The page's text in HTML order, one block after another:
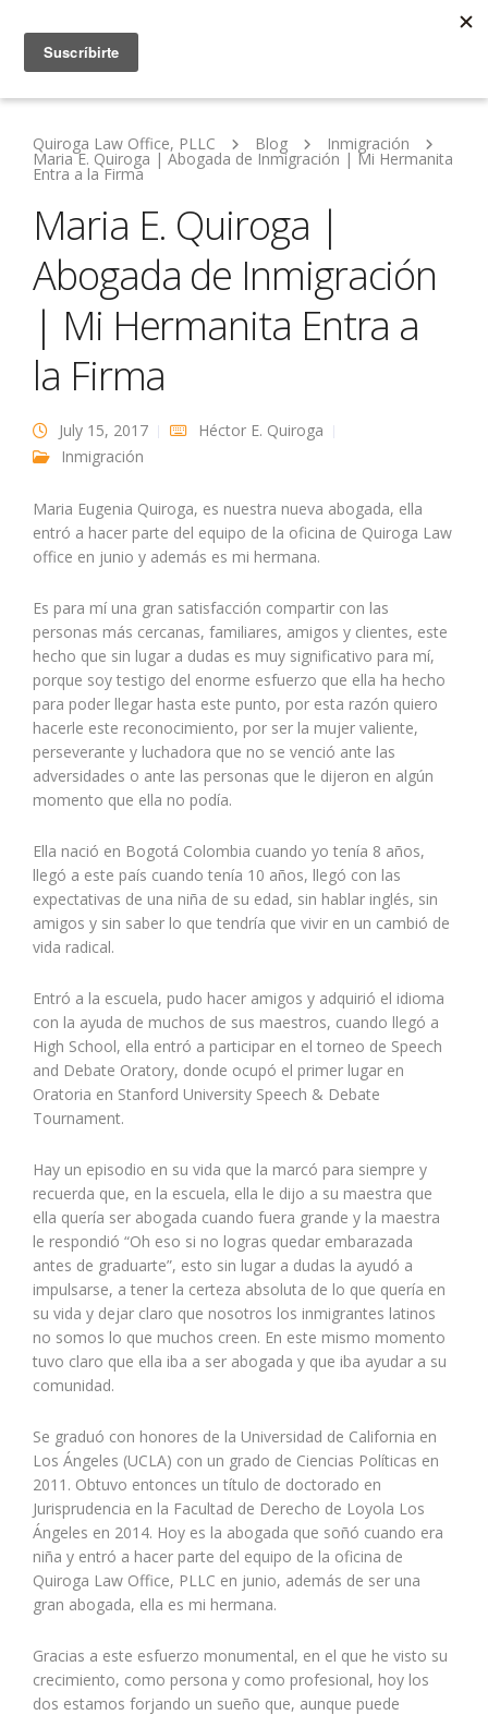
Quiroga Law Office, PLLC Blog Inmigración
Maria E. Quiroga | Abogada de Inmigración | Mi Hermanita
Entra a la Firma
Maria E. Quiroga |
Abogada de Inmigración
| Mi Hermanita Entra a
la Firma
July 15, 2017
Héctor E. Quiroga
Inmigración
Maria Eugenia Quiroga, es nuestra nueva abogada, ella
entró a hacer parte del equipo de la oficina de Quiroga Law
office en junio y además es mi hermana.
Es para mí una gran satisfacción compartir con las
personas más cercanas, familiares, amigos y clientes, este
hecho que sin lugar a dudas es muy significativo para mí,
porque soy testigo del enorme esfuerzo que ella ha hecho
para poder llegar hasta este punto, por esta razón quiero
hacerle este reconocimiento, por ser la mujer valiente,
perseverante y luchadora que no se venció ante las
adversidades o ante las personas que le dijeron en algún
momento que ella no podía.
Ella nació en Bogotá Colombia cuando yo tenía 8 años,
llegó a este país cuando tenía 10 años, llegó con las
expectativas de una niña de su edad, sin hablar inglés, sin
amigos y sin saber lo que tendría que vivir en un cambió de
vida radical.
Entró a la escuela, pudo hacer amigos y adquirió el idioma
con la ayuda de muchos de sus maestros, cuando llegó a
High School, ella entró a participar en el torneo de Speech
and Debate Oratory, donde ocupó el primer lugar en
Oratoria en Stanford University Speech & Debate
Tournament.
Hay un episodio en su vida que la marcó para siempre y
recuerda que, en la escuela, ella le dijo a su maestra que
ella quería ser abogada cuando fuera grande y la maestra
le respondió “Oh eso si no logras quedar embarazada
antes de graduarte”, esto sin lugar a dudas la ayudó a
impulsarse, a tener la certeza absoluta de lo que quería en
su vida y dejar claro que nosotros los inmigrantes latinos
no somos lo que muchos creen. En este mismo momento
tuvo claro que ella iba a ser abogada y que iba ayudar a su
comunidad.
Se graduó con honores de la Universidad de California en
Los Ángeles (UCLA) con un grado de Ciencias Políticas en
2011. Obtuvo entonces un título de doctorado en
Jurisprudencia en la Facultad de Derecho de Loyola Los
Ángeles en 2014. Hoy es la abogada que soñó cuando era
niña y entró a hacer parte del equipo de la oficina de
Quiroga Law Office, PLLC en junio, además de ser una
gran abogada, ella es mi hermana.
Gracias a este esfuerzo monumental, en el que he visto su
crecimiento, como persona y como profesional, hoy los
dos estamos forjando un sueño que, aunque puede